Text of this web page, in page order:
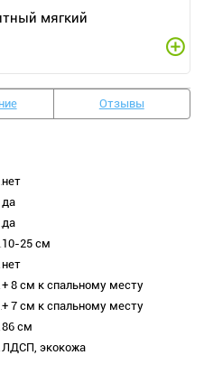
мягкий
Отзывы
нет
да
да
10-25 см
нет
+ 8 см к спальному месту
+ 7 см к спальному месту
86 см
ЛДСП, экокожа